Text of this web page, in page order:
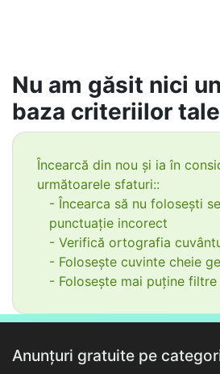
Nu am găsit nici
baza criteriilor
Încearcă din nou și ia în
următoarele sfaturi::
- Încearca să nu folosești
punctuație incorect
- Verifică ortografia
- Folosește cuvinte cheie
- Folosește mai puține filtre
Anunțuri gratuite pe